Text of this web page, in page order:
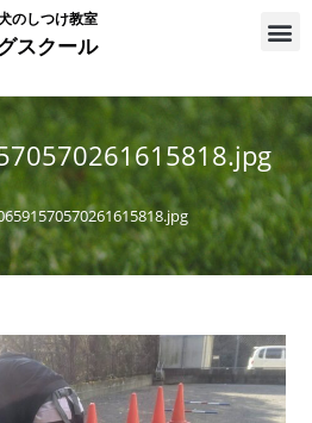
のしつけ教室
スクール